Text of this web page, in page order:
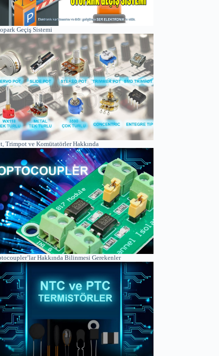
Geçiş Sistemi
Trimpot ve Komütatörler Hakkında
Hakkında Bilinmesi Gerekenler